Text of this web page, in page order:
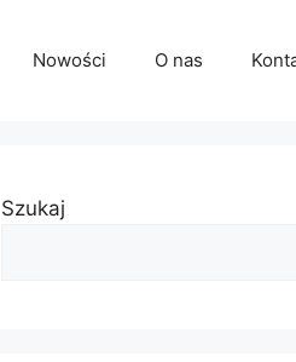
Nowości O nas
Szukaj